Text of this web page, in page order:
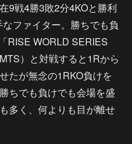
9戦4勝3敗2分4KOと勝利
ファイター。勝ちでも負
RISE WORLD SERIES
）と対戦すると1Rから
たが無念の1RKO負けを
ちでも負けでも会場を盛
多く、何よりも目が離せ